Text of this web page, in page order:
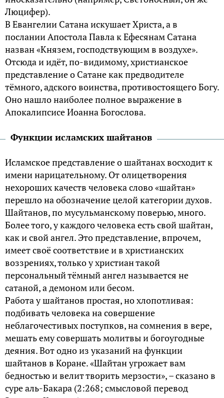
Люцифер).
В Евангелии Сатана искушает Христа, а в
послании Апостола Павла к Ефесянам Сатана
назван «Князем, господствующим в воздухе».
Отсюда и идёт, по-видимому, христианское
представление о Сатане как предводителе
тёмного, адского воинства, противостоящего Богу.
Оно нашло наиболее полное выражение в
Апокалипсисе Иоанна Богослова.
Функции исламских шайтанов
Исламское представление о шайтанах восходит к
имени нарицательному. От олицетворения
нехороших качеств человека слово «шайтан»
перешло на обозначение целой категории духов.
Шайтанов, по мусульманскому поверью, много.
Более того, у каждого человека есть свой шайтан,
как и свой ангел. Это представление, впрочем,
имеет своё соответствие и в христианских
воззрениях, только у христиан такой
персональный тёмный ангел называется не
сатаной, а демоном или бесом.
Работа у шайтанов простая, но хлопотливая:
подбивать человека на совершение
неблагочестивых поступков, на сомнения в вере,
мешать ему совершать молитвы и богоугодные
деяния. Вот одно из указаний на функции
шайтанов в Коране. «Шайтан угрожает вам
бедностью и велит творить мерзости», – сказано в
суре аль-Бакара (2:268; смысловой перевод